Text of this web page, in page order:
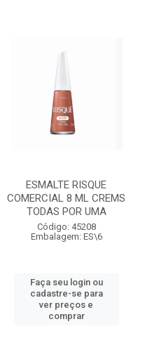
ESMALTE RISQUE
COMERCIAL 8 ML CREMS
TODAS POR UMA
Código: 45208
Embalagem: ES\6
Faça seu login ou
cadastre-se para
ver preços e
comprar